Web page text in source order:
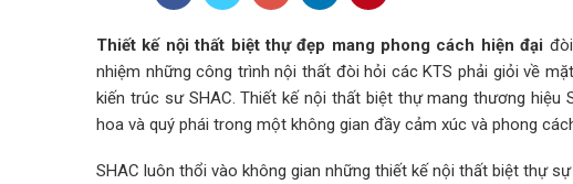
Thiết kế nội thất biệt thự đẹp mang phong cách hiện đại
nhiệm những công trình nội thất đòi hỏi các KTS phải giỏi về
kiến trúc sư SHAC. Thiết kế nội thất biệt thự mang thương
hoa và quý phái trong một không gian đầy cảm xúc và phong
SHAC luôn thổi vào không gian những thiết kế nội thất biệt thự